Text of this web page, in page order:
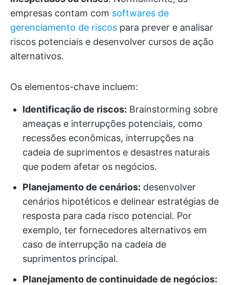
empresas contam com softwares de
gerenciamento de riscos para prever e analisar
riscos potenciais e desenvolver cursos de ação
alternativos.
Os elementos-chave incluem:
Identificação de riscos: Brainstorming sobre
ameaças e interrupções potenciais, como
recessões econômicas, interrupções na
cadeia de suprimentos e desastres naturais
que podem afetar os negócios.
Planejamento de cenários: desenvolver
cenários hipotéticos e delinear estratégias de
resposta para cada risco potencial. Por
exemplo, ter fornecedores alternativos em
caso de interrupção na cadeia de
suprimentos principal.
Planejamento de continuidade de negócios: